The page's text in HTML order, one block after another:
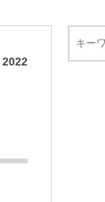
2022